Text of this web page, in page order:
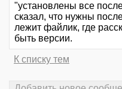
"установлены все
сказал, что нужны
лежит файлик, где
быть версии.
К списку тем